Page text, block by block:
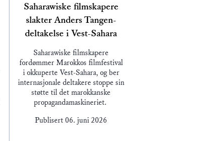
Saharawiske filmskapere
slakter Anders Tangen-
deltakelse i Vest-Sahara
Saharawiske filmskapere
fordømmer Marokkos filmfestival
i okkuperte Vest-Sahara, og ber
internasjonale deltakere stoppe sin
støtte til det marokkanske
propagandamaskineriet.
Publisert 06. juni 2026